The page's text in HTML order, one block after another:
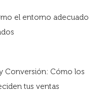
el entorno adecuado
Conversión: Cómo los
tus ventas